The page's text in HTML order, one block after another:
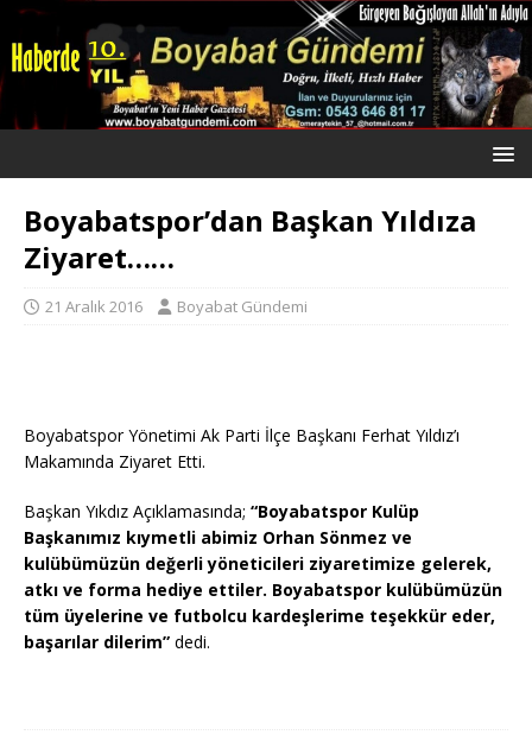
Boyabatspor’dan Başkan Yıldıza
Ziyaret……
21 Aralık 2016 Boyabat Gündemi
Boyabatspor Yönetimi Ak Parti İlçe Başkanı Ferhat Yıldız’ı
Makamında Ziyaret Etti.
Başkan Yıkdız Açıklamasında; “Boyabatspor Kulüp
Başkanımız kıymetli abimiz Orhan Sönmez ve
kulübümüzün değerli yöneticileri ziyaretimize gelerek,
atkı ve forma hediye ettiler. Boyabatspor kulübümüzün
tüm üyelerine ve futbolcu kardeşlerime teşekkür eder,
başarılar dilerim” dedi.